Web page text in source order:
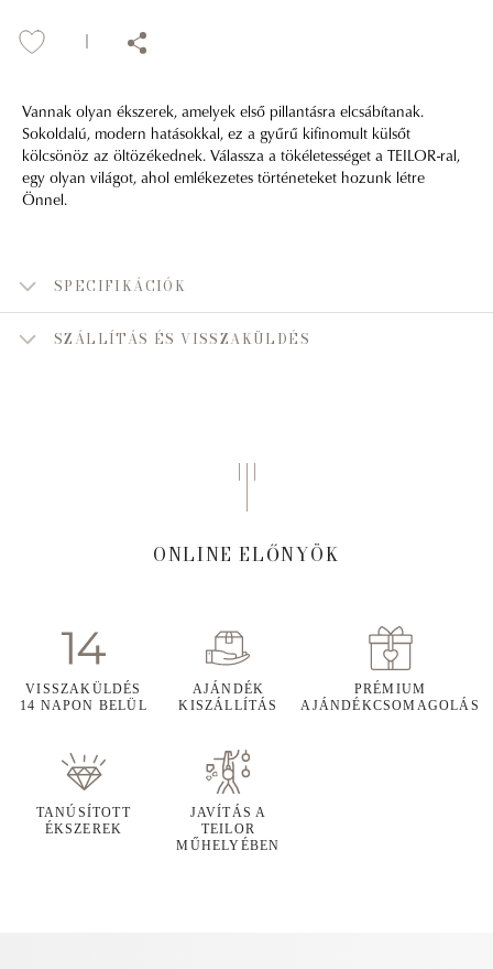
Vannak olyan ékszerek, amelyek első pillantásra elcsábítanak.
Sokoldalú, modern hatásokkal, ez a gyűrű kifinomult külsőt
kölcsönöz az öltözékednek. Válassza a tökéletességet a TEILOR-ral,
egy olyan világot, ahol emlékezetes történeteket hozunk létre
Önnel.
SPECIFIKÁCIÓK
SZÁLLÍTÁS ÉS VISSZAKÜLDÉS
ONLINE ELŐNYÖK
VISSZAKÜLDÉS
14 NAPON BELÜL
AJÁNDÉK
KISZÁLLÍTÁS
PRÉMIUM
AJÁNDÉKCSOMAGOLÁS
TANÚSÍTOTT
ÉKSZEREK
JAVÍTÁS A
TEILOR
MŰHELYÉBEN